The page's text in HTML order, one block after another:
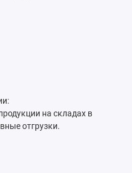
на складах в
отгрузки.